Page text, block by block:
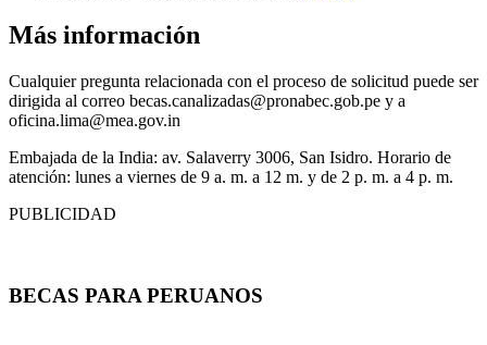
Más información
Cualquier pregunta relacionada con el proceso de solicitud puede ser
dirigida al correo becas.canalizadas@pronabec.gob.pe y a
oficina.lima@mea.gov.in
Embajada de la India: av. Salaverry 3006, San Isidro. Horario de
atención: lunes a viernes de 9 a. m. a 12 m. y de 2 p. m. a 4 p. m.
PUBLICIDAD
BECAS PARA PERUANOS